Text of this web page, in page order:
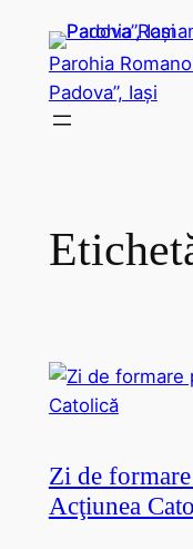
conținut
Parohia
Padova”, Iași
Zi de
Acţiunea